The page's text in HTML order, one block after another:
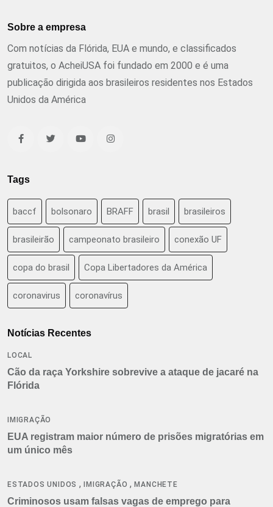
Sobre a empresa
Com notícias da Flórida, EUA e mundo, e classificados
gratuitos, o AcheiUSA foi fundado em 2000 e é uma
publicação dirigida aos brasileiros residentes nos Estados
Unidos da América
Tags
baccf bolsonaro BRAFF brasil brasileiros
brasileirão campeonato brasileiro conexão UF
copa do brasil Copa Libertadores da América
coronavirus coronavírus
Notícias Recentes
LOCAL
Cão da raça Yorkshire sobrevive a ataque de jacaré na
Flórida
IMIGRAÇÃO
EUA registram maior número de prisões migratórias em
um único mês
ESTADOS UNIDOS ,IMIGRAÇÃO ,MANCHETE
Criminosos usam falsas vagas de emprego para